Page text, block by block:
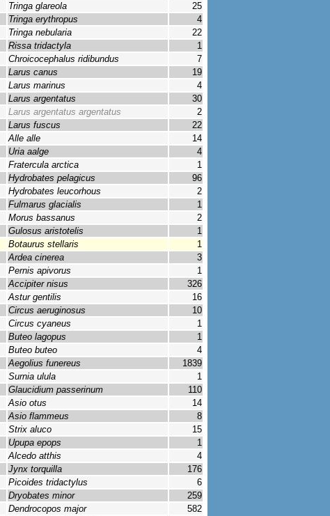
Tringa glareola
25
Tringa erythropus
4
Tringa nebularia
22
Rissa tridactyla
1
Chroicocephalus ridibundus
7
Larus canus
19
Larus marinus
4
Larus argentatus
30
Larus argentatus argentatus
2
Larus fuscus
22
Alle alle
14
Uria aalge
4
Fratercula arctica
1
Hydrobates pelagicus
96
Hydrobates leucorhous
2
Fulmarus glacialis
1
Morus bassanus
2
Gulosus aristotelis
1
Botaurus stellaris
1
Ardea cinerea
3
Pernis apivorus
1
Accipiter nisus
326
Astur gentilis
16
Circus aeruginosus
10
Circus cyaneus
1
Buteo lagopus
1
Buteo buteo
4
Aegolius funereus
1839
Surnia ulula
1
Glaucidium passerinum
110
Asio otus
14
Asio flammeus
8
Strix aluco
15
Upupa epops
1
Alcedo atthis
4
Jynx torquilla
176
Picoides tridactylus
6
Dryobates minor
259
Dendrocopos major
582